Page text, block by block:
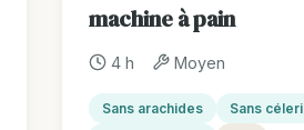
machine à pain
4 h Moyen
Sans arachides
Sans céleri